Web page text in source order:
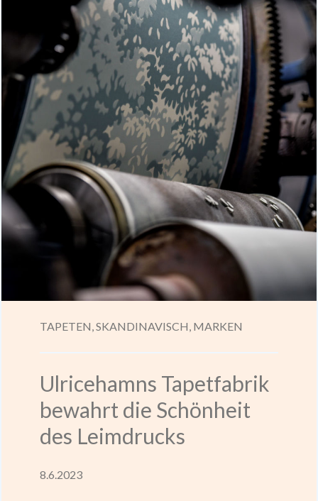
TAPETEN,SKANDINAVISCH, MARKEN
Ulricehamns Tapetfabrik
bewahrt die Schönheit
des Leimdrucks
8.6.2023